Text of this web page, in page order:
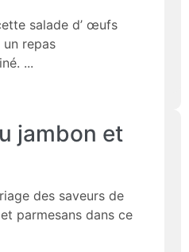
salade d’ œufs
repas
jambon et
des saveurs de
parmesans dans ce